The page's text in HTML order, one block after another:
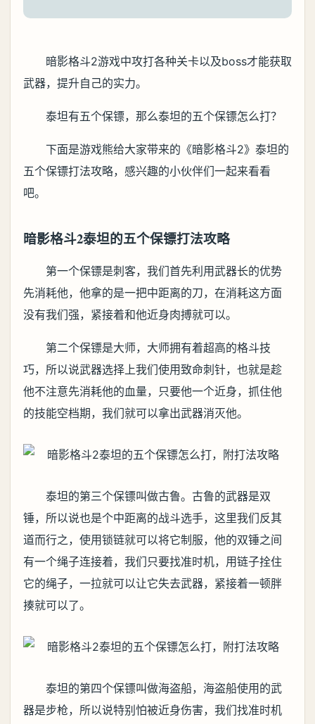
暗影格斗2游戏中攻打各种关卡以及boss才能获取
武器，提升自己的实力。
泰坦有五个保镖，那么泰坦的五个保镖怎么打？
下面是游戏熊给大家带来的《暗影格斗2》泰坦的
五个保镖打法攻略，感兴趣的小伙伴们一起来看看
吧。
暗影格斗2泰坦的五个保镖打法攻略
第一个保镖是刺客，我们首先利用武器长的优势
先消耗他，他拿的是一把中距离的刀，在消耗这方面
没有我们强，紧接着和他近身肉搏就可以。
第二个保镖是大师，大师拥有着超高的格斗技
巧，所以说武器选择上我们使用致命刺针，也就是趁
他不注意先消耗他的血量，只要他一个近身，抓住他
的技能空档期，我们就可以拿出武器消灭他。
泰坦的第三个保镖叫做古鲁。古鲁的武器是双
锤，所以说也是个中距离的战斗选手，这里我们反其
道而行之，使用锁链就可以将它制服，他的双锤之间
有一个绳子连接着，我们只要找准时机，用链子拴住
它的绳子，一拉就可以让它失去武器，紧接着一顿胖
揍就可以了。
泰坦的第四个保镖叫做海盗船，海盗船使用的武
器是步枪，所以说特别怕被近身伤害，我们找准时机